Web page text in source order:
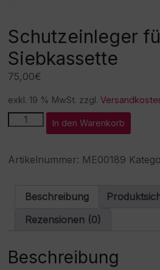
Schutzeinleger
Siebkassette
75,00€
exkl. 19 % MwSt. zzgl.
Schutzeinleger
für
Menge
In den Warenkorb
l
e
r
t
Artikelnummer: ME00189
Beschreibung
Rezensionen (0)
Beschreibung